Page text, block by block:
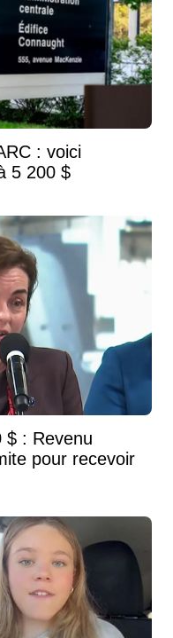
: voici
5 200 $
$ : Revenu
pour recevoir